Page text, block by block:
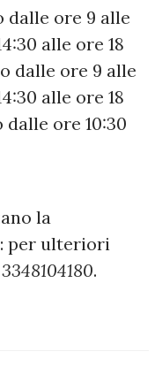
dalle ore 9 alle
alle ore 18
dalle ore 9 alle
alle ore 18
dalle ore 10:30
la
per ulteriori
3348104180.